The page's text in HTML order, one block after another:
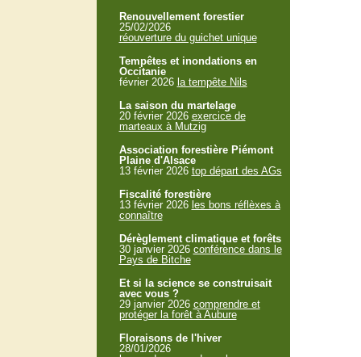
Renouvellement forestier
25/02/2026
réouverture du guichet unique
Tempêtes et inondations en
Occitanie
février 2026 la tempête Nils
La saison du martelage
20 février 2026 exercice de
marteaux à Mutzig
Association forestière Piémont
Plaine d'Alsace
13 février 2026 top départ des AGs
Fiscalité forestière
13 février 2026 les bons réflèxes à
connaître
Dérèglement climatique et forêts
30 janvier 2026 conférence dans le
Pays de Bitche
Et si la science se construisait
avec vous ?
29 janvier 2026 comprendre et
protéger la forêt à Aubure
Floraisons de l'hiver
28/01/2026